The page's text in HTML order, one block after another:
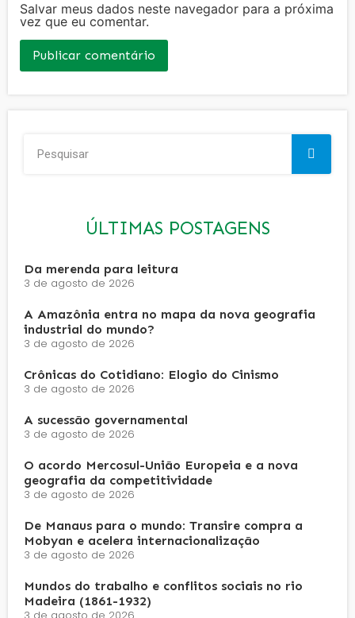
Salvar meus dados neste navegador para a próxima
vez que eu comentar.
ÚLTIMAS POSTAGENS
Da merenda para leitura
3 de agosto de 2026
A Amazônia entra no mapa da nova geografia
industrial do mundo?
3 de agosto de 2026
Crônicas do Cotidiano: Elogio do Cinismo
3 de agosto de 2026
A sucessão governamental
3 de agosto de 2026
O acordo Mercosul-União Europeia e a nova
geografia da competitividade
3 de agosto de 2026
De Manaus para o mundo: Transire compra a
Mobyan e acelera internacionalização
3 de agosto de 2026
Mundos do trabalho e conflitos sociais no rio
Madeira (1861-1932)